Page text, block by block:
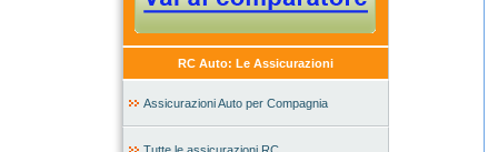
RC Auto: Le Assicurazioni
Assicurazioni Auto per Compagnia